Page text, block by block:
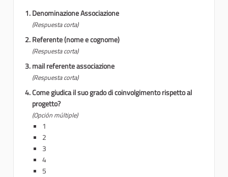
Denominazione Associazione
(Respuesta corta)
Referente (nome e cognome)
(Respuesta corta)
mail referente associazione
(Respuesta corta)
Come giudica il suo grado di coinvolgimento rispetto al
progetto?
(Opción múltiple)
1
2
3
4
5